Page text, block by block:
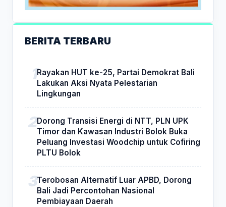
BERITA TERBARU
Rayakan HUT ke-25, Partai Demokrat Bali
Lakukan Aksi Nyata Pelestarian
Lingkungan
Dorong Transisi Energi di NTT, PLN UPK
Timor dan Kawasan Industri Bolok Buka
Peluang Investasi Woodchip untuk Cofiring
PLTU Bolok
Terobosan Alternatif Luar APBD, Dorong
Bali Jadi Percontohan Nasional
Pembiayaan Daerah